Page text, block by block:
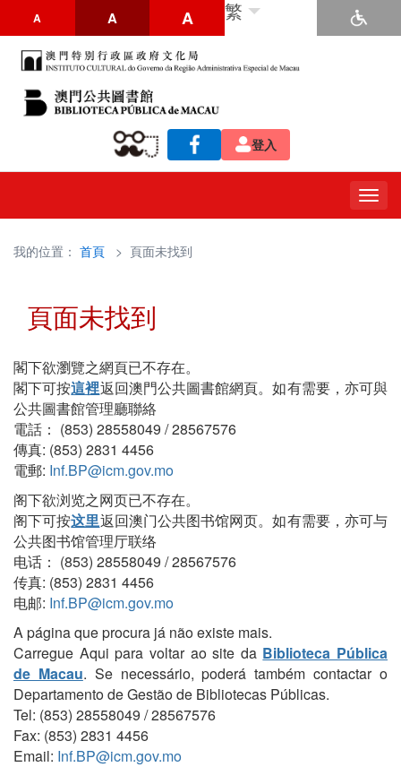
A A A 繁
登入
我的位置： 首頁 > 頁面未找到
頁面未找到
閣下欲瀏覽之網頁已不存在。
閣下可按這裡返回澳門公共圖書館網頁。如有需要，亦可與
公共圖書館管理廳聯絡
電話： (853) 28558049 / 28567576
傳真: (853) 2831 4456
電郵: Inf.BP@icm.gov.mo
阁下欲浏览之网页已不存在。
阁下可按这里返回澳门公共图书馆网页。如有需要，亦可与
公共图书馆管理厅联络
电话： (853) 28558049 / 28567576
传真: (853) 2831 4456
电邮: Inf.BP@icm.gov.mo
A página que procura já não existe mais.
Carregue Aqui para voltar ao site da Biblioteca Pública
de Macau. Se necessário, poderá também contactar o
Departamento de Gestão de Bibliotecas Públicas.
Tel: (853) 28558049 / 28567576
Fax: (853) 2831 4456
Email: Inf.BP@icm.gov.mo